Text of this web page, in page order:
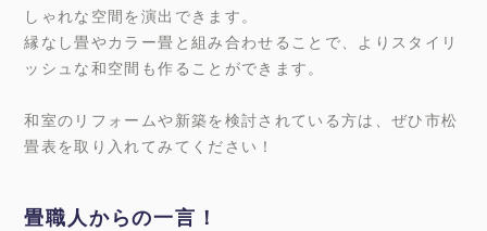
しゃれな空間を演出できます。
縁なし畳やカラー畳と組み合わせることで、よりスタイリ
ッシュな和空間も作ることができます。
和室のリフォームや新築を検討されている方は、ぜひ市松
畳表を取り入れてみてください！
畳職人からの一言！